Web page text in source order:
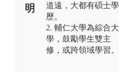
明
道遠，大都有碩士學
歷。
2. 輔仁大學為綜合大
學，鼓勵學生雙主
修，或跨領域學習。